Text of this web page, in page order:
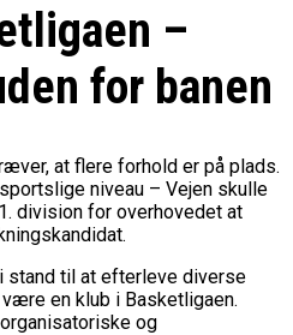
Bears Skuffede Og
Champions League-
Tobias Jensen Fik
I Testkamp Mod
Trail Blazers
Tobias Jensen Skal Møde
Trail Blazers I NBA-
Og Sæt Krydser I Din
Lebron James Vil Stå I
For USA Ved OL 2024
I Dansk Basket Boomer:
For 12. År I Træk
–
for banen
at flere forhold er på plads.
niveau – Vejen skulle
division for overhovedet at
til at efterleve diverse
en klub i Basketligaen.
og